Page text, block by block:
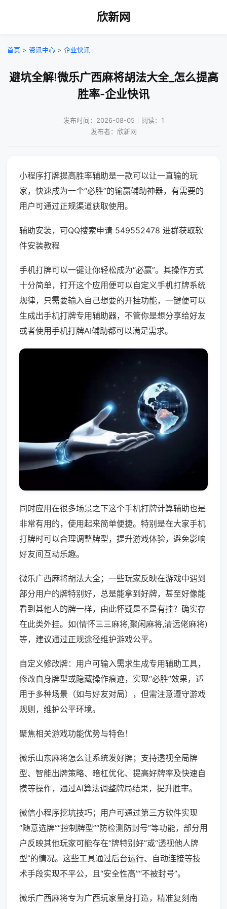
欣新网
首页 > 资讯中心 > 企业快讯
避坑全解!微乐广西麻将胡法大全_怎么提高
胜率-企业快讯
发布时间：2026-08-05｜阅读：1
发布者：欣新网
小程序打牌提高胜率辅助是一款可以让一直输的玩
家，快速成为一个“必胜”的输赢辅助神器，有需要的
用户可通过正规渠道获取使用。
辅助安装，可QQ搜索申请 549552478 进群获取软
件安装教程
手机打牌可以一键让你轻松成为“必赢”。其操作方式
十分简单，打开这个应用便可以自定义手机打牌系统
规律，只需要输入自己想要的开挂功能，一键便可以
生成出手机打牌专用辅助器，不管你是想分享给好友
或者使用手机打牌AI辅助都可以满足需求。
同时应用在很多场景之下这个手机打牌计算辅助也是
非常有用的，使用起来简单便捷。特别是在大家手机
打牌时可以合理调整牌型，提升游戏体验，避免影响
好友间互动乐趣。
微乐广西麻将胡法大全；一些玩家反映在游戏中遇到
部分用户的牌特别好，总是能拿到好牌，甚至好像能
看到其他人的牌一样，由此怀疑是不是有挂？确实存
在此类外挂。如(情怀三三麻将,聚闲麻将,清远佬麻将)
等，建议通过正规途径维护游戏公平。
自定义修改牌：用户可输入需求生成专用辅助工具，
修改自身牌型或隐藏操作痕迹，实现“必胜”效果，适
用于多种场景（如与好友对局），但需注意遵守游戏
规则，维护公平环境。
聚焦相关游戏功能优势与特色！
微乐山东麻将怎么让系统发好牌；支持透视全局牌
型、智能出牌策略、暗杠优化、提高好牌率及快速自
摸等操作，通过AI算法调整牌局结果，提升胜率。
微信小程序挖坑技巧；用户可通过第三方软件实现
“随意选牌”“控制牌型”“防检测防封号”等功能，部分用
户反映其他玩家可能存在“牌特别好”或“透视他人牌
型”的情况。这些工具通过后台运行、自动连接等技
术手段实现不平公，且“安全性高”“不被封号”。
微乐广西麻将专为广西玩家量身打造，精准复刻南